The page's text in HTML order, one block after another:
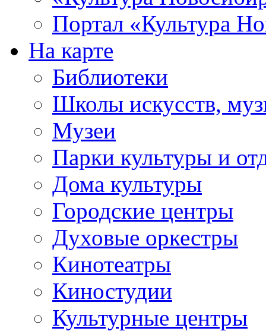
Портал «Культура
На карте
Библиотеки
Школы искусств,
Музеи
Парки культуры и
Дома культуры
Городские центры
Духовые оркестры
Кинотеатры
Киностудии
Культурные центры